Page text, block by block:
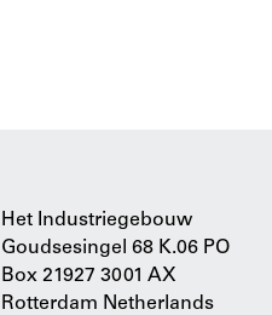
Het Industriegebouw
Goudsesingel 68 K.06 PO
Box 21927 3001 AX
Rotterdam Netherlands